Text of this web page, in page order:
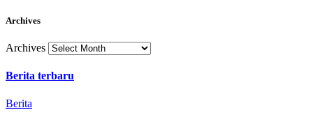
Archives
Archives
Berita terbaru
Berita